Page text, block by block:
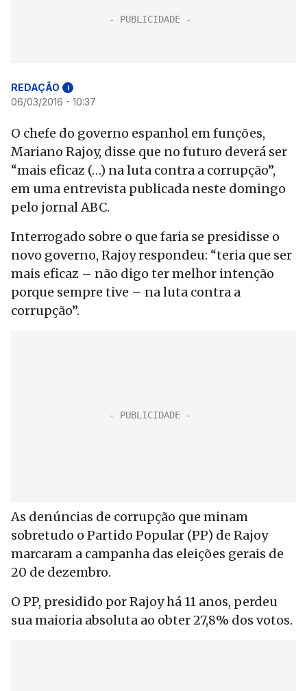
REDAÇÃO i
06/03/2016 - 10:37
O chefe do governo espanhol em funções,
Mariano Rajoy, disse que no futuro deverá ser
“mais eficaz (…) na luta contra a corrupção”,
em uma entrevista publicada neste domingo
pelo jornal ABC.
Interrogado sobre o que faria se presidisse o
novo governo, Rajoy respondeu: “teria que ser
mais eficaz – não digo ter melhor intenção
porque sempre tive – na luta contra a
corrupção”.
As denúncias de corrupção que minam
sobretudo o Partido Popular (PP) de Rajoy
marcaram a campanha das eleições gerais de
20 de dezembro.
O PP, presidido por Rajoy há 11 anos, perdeu
sua maioria absoluta ao obter 27,8% dos votos.